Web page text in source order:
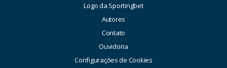
Logo da Sportingbet
Autores
Contato
Ouvidoria
Configurações de Cookies